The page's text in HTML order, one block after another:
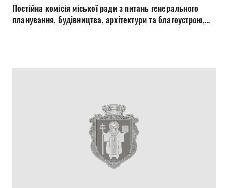
Постійна комісія міської ради з питань генерального
планування, будівництва, архітектури та благоустрою,